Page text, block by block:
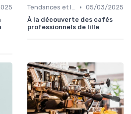
Tendances et Innovations CHR • 05/03/2025
À la découverte des cafés
professionnels de lille